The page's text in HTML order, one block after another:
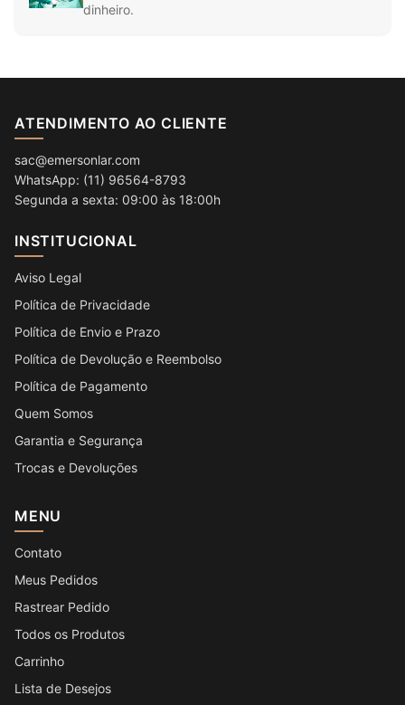
dinheiro.
ATENDIMENTO AO CLIENTE
sac@emersonlar.com
WhatsApp: (11) 96564-8793
Segunda a sexta: 09:00 às 18:00h
INSTITUCIONAL
Aviso Legal
Política de Privacidade
Política de Envio e Prazo
Política de Devolução e Reembolso
Política de Pagamento
Quem Somos
Garantia e Segurança
Trocas e Devoluções
MENU
Contato
Meus Pedidos
Rastrear Pedido
Todos os Produtos
Carrinho
Lista de Desejos